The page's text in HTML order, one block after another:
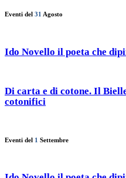
Eventi del 31 Agosto
Ido Novello il poeta che
Di carta e di cotone. Il
cotonifici
Eventi del 1 Settembre